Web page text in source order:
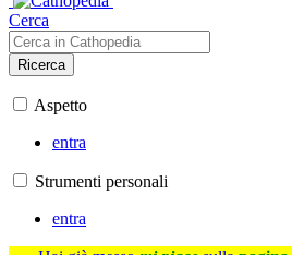
Cerca
Ricerca
Aspetto
entra
Strumenti personali
entra